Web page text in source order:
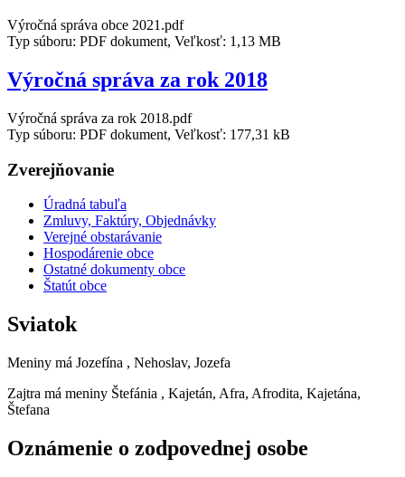
Výročná správa obce 2021.pdf
Typ súboru: PDF dokument, Veľkosť: 1,13 MB
Výročná správa za rok 2018
Výročná správa za rok 2018.pdf
Typ súboru: PDF dokument, Veľkosť: 177,31 kB
Zverejňovanie
Úradná tabuľa
Zmluvy, Faktúry, Objednávky
Verejné obstarávanie
Hospodárenie obce
Ostatné dokumenty obce
Štatút obce
Sviatok
Meniny má Jozefína , Nehoslav, Jozefa
Zajtra má meniny Štefánia , Kajetán, Afra, Afrodita, Kajetána,
Štefana
Oznámenie o zodpovednej osobe